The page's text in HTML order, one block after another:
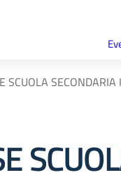
SCUOLA SECONDARIA